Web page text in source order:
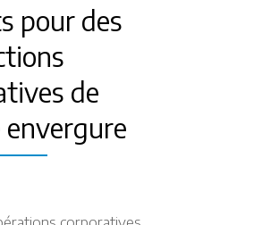
pour des
de
envergure